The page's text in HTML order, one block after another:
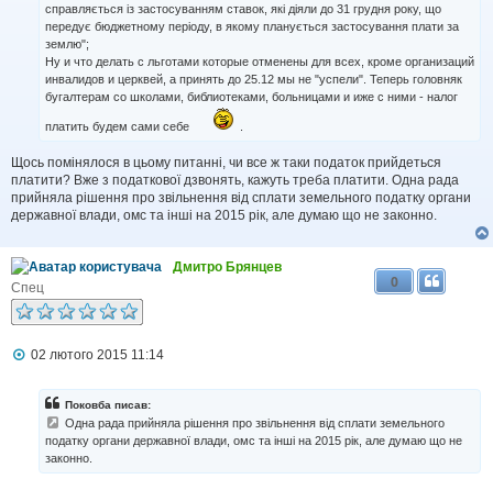
справляється із застосуванням ставок, які діяли до 31 грудня року, що
передує бюджетному періоду, в якому планується застосування плати за
землю";
Ну и что делать с льготами которые отменены для всех, кроме организаций
инвалидов и церквей, а принять до 25.12 мы не "успели". Теперь головняк
бугалтерам со школами, библиотеками, больницами и иже с ними - налог
платить будем сами себе
Щось помінялося в цьому питанні, чи все ж таки податок прийдеться
платити? Вже з податкової дзвонять, кажуть треба платити. Одна рада
прийняла рішення про звільнення від сплати земельного податку органи
державної влади, омс та інші на 2015 рік, але думаю що не законно.
Дмитро Брянцев
Спец
0
П
02 лютого 2015 11:14
Поковба писав:
Одна рада прийняла рішення про звільнення від сплати земельного
податку органи державної влади, омс та інші на 2015 рік, але думаю що не
законно.